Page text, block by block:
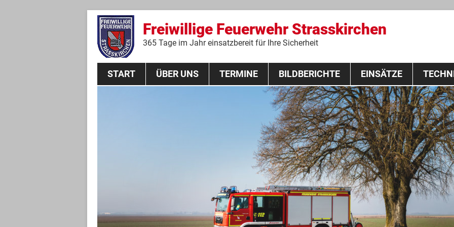
Freiwillige Feuerwehr Strasskirchen
365 Tage im Jahr einsatzbereit für Ihre Sicherheit
Zum
springen
START ÜBER UNS TERMINE
THL Lehrgang 2020
BILDBERICHTE EINSÄTZE
Fahrzeuge
Ausrüstung